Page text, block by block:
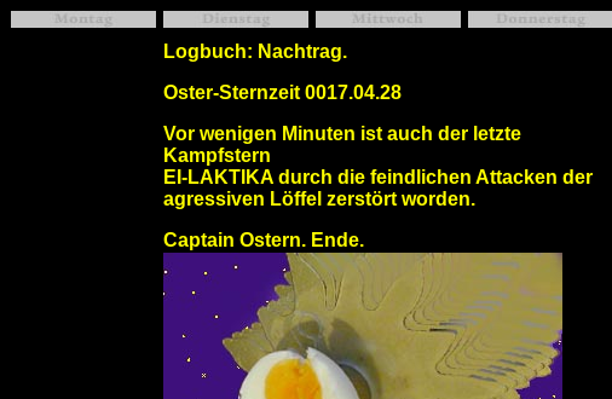
Logbuch: Nachtrag.
Oster-Sternzeit 0017.04.28
Vor wenigen Minuten ist auch der letzte
Kampfstern
EI-LAKTIKA durch die feindlichen Attacken der
agressiven Löffel zerstört worden.
Captain Ostern. Ende.